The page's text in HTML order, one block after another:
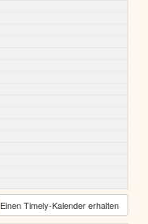
Einen Timely-Kalender erhalten